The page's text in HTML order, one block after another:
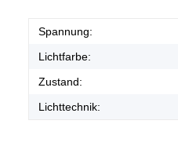
Spannung:
Lichtfarbe:
Zustand:
Lichttechnik: